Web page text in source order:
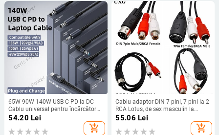
65W 90W 140W USB C PD la DC
Cablu universal pentru încărcător
pentru laptop pentru Asus Dell Hp
5.5X2.5 7.4X5.0 4.5X3.0mm DC
Convertor adaptor de alimentare
54.20 Lei
add_shopping_cart
Cablu adaptor DIN 7 pini, 7 pini la 2
RCA Lotus, de sex masculin la
femelă, pentru echipament audio
vintage, cablu adaptor pentru
difuzor, linie 0,5 m/1 m/1,5 m
55.06 Lei
add_shopping_cart